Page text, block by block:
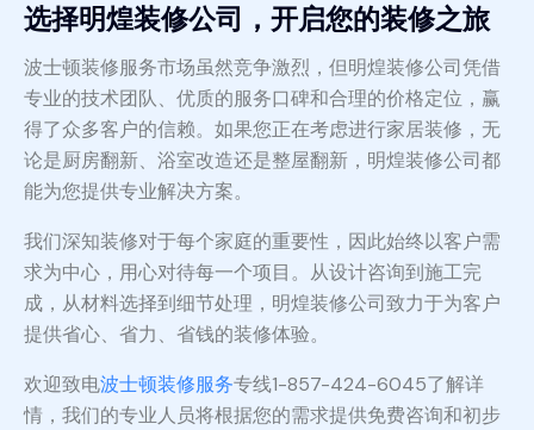
选择明煌装修公司，开启您的装修之旅
波士顿装修服务市场虽然竞争激烈，但明煌装修公司凭借
专业的技术团队、优质的服务口碑和合理的价格定位，赢
得了众多客户的信赖。如果您正在考虑进行家居装修，无
论是厨房翻新、浴室改造还是整屋翻新，明煌装修公司都
能为您提供专业解决方案。
我们深知装修对于每个家庭的重要性，因此始终以客户需
求为中心，用心对待每一个项目。从设计咨询到施工完
成，从材料选择到细节处理，明煌装修公司致力于为客户
提供省心、省力、省钱的装修体验。
欢迎致电波士顿装修服务专线1-857-424-6045了解详
情，我们的专业人员将根据您的需求提供免费咨询和初步